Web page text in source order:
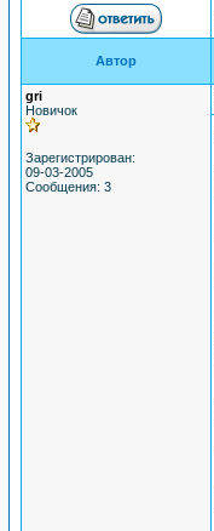
Автор
gri
Новичок
Зарегистрирован:
09-03-2005
Сообщения: 3